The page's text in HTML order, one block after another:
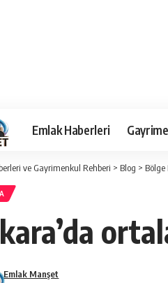
Emlak Haberleri
ve Gayrimenkul Rehberi > Blog > Bölge
Emlak Manşet